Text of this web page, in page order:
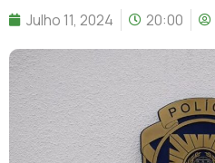
Julho 11, 2024 20:00